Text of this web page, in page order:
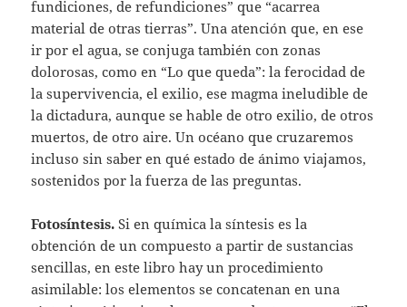
fundiciones, de refundiciones” que “acarrea
material de otras tierras”. Una atención que, en ese
ir por el agua, se conjuga también con zonas
dolorosas, como en “Lo que queda”: la ferocidad de
la supervivencia, el exilio, ese magma ineludible de
la dictadura, aunque se hable de otro exilio, de otros
muertos, de otro aire. Un océano que cruzaremos
incluso sin saber en qué estado de ánimo viajamos,
sostenidos por la fuerza de las preguntas.
Fotosíntesis.Si en química la síntesis es la
obtención de un compuesto a partir de sustancias
sencillas, en este libro hay un procedimiento
asimilable: los elementos se concatenan en una